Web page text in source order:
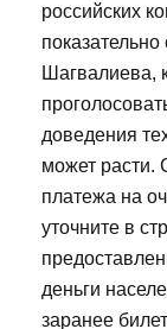
российских
Шагвалиева,
доведения
может расти.
платежа на
уточните в
деньги
заранее